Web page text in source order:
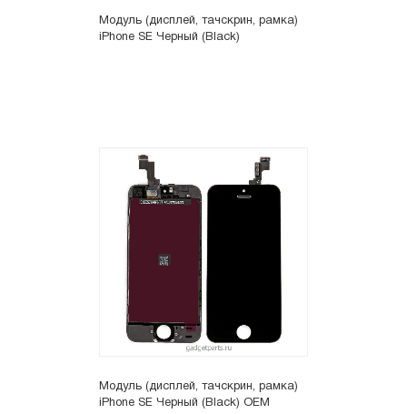
Модуль (дисплей, тачскрин, рамка)
iPhone SE Черный (Black)
Модуль (дисплей, тачскрин, рамка)
iPhone SE Черный (Black) OEM